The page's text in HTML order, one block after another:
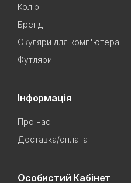
Колір
Бренд
Окуляри для комп'ютера
Футляри
Інформація
Про нас
Доставка/оплата
Особистий Кабінет